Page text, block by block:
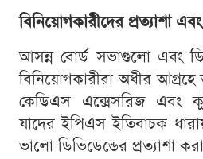
বিনিয়োগকারীদের প্রত্যাশা
আসন্ন বোর্ড সভাগুলো এবং
বিনিয়োগকারীরা অধীর
কেডিএস এক্সেসরিজ এবং
যাদের ইপিএস ইতিবাচক
ভালো ডিভিডেন্ডের প্রত্যাশা